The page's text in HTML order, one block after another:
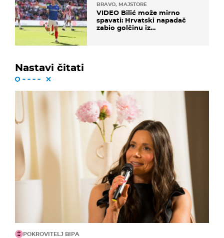
BRAVO, MAJSTORE
VIDEO Bilić može mirno
spavati: Hrvatski napadač
zabio golčinu iz
Nastavi čitati
POKROVITELJ BIPA